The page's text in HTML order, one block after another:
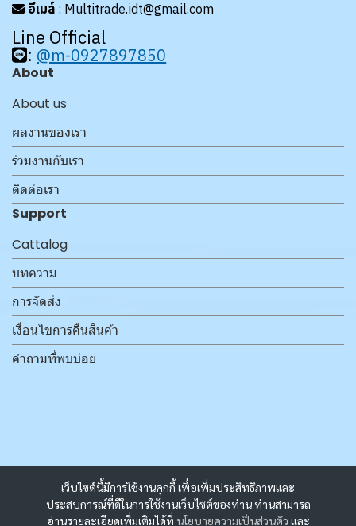
เว็บไซต์นี้มีการใช้งานคุกกี้ เพื่อเพิ่มประสิทธิภาพและ
ประสบการณ์ที่ดีในการใช้งานเว็บไซต์ของท่าน ท่านสามารถ
อ่านรายละเอียดเพิ่มเติมได้ที่ นโยบายความเป็นส่วนตัว และ
อีเมล์ : Multitrade.idt@gmail.com
Line Official
: @m-0927897850
About
About us
ผลงานของเรา
ร่วมงานกับเรา
ติดต่อเรา
Support
Cattalog
บทความ
การจัดส่ง
เงื่อนไขการคืนสินค้า
คำถามที่พบบ่อย